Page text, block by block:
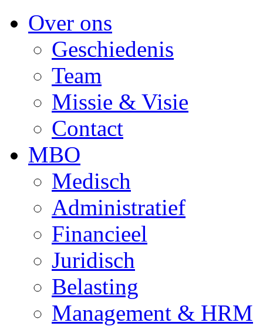
Over ons
Geschiedenis
Team
Missie & Visie
Contact
MBO
Medisch
Administratief
Financieel
Juridisch
Belasting
Management & HRM